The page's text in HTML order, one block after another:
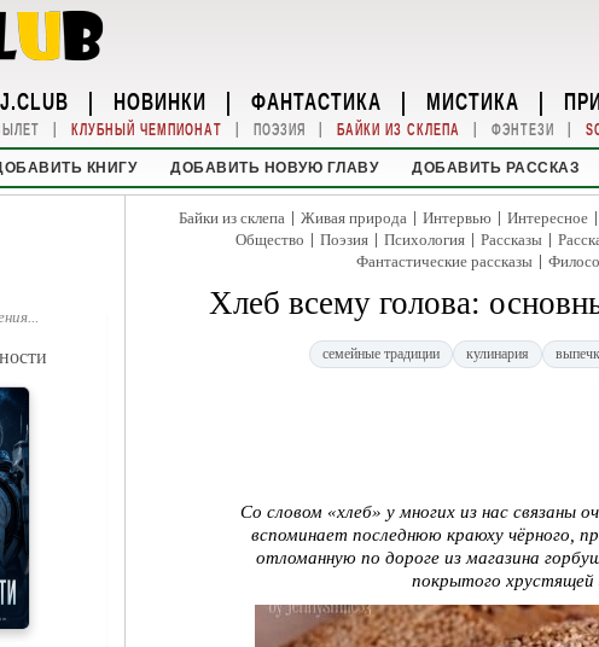
| НОВИНКИ | ФАНТАСТИКА | МИСТИКА |
| КЛУБНЫЙ ЧЕМПИОНАТ | ПОЭЗИЯ | БАЙКИ ИЗ СКЛЕПА | ФЭНТЕЗИ |
КНИГУ ДОБАВИТЬ НОВУЮ ГЛАВУ ДОБАВИТЬ РАССКАЗ
Байки из склепа | Живая природа | Интервью | Интересное |
Общество | Поэзия | Психология | Рассказы |
Фантастические рассказы |
Хлеб всему голова:
семейные традиции кулинария
Со словом «хлеб» у многих из нас
вспоминает последнюю краюху чёрного,
отломанную по дороге из магазина
покрытого хрустящей